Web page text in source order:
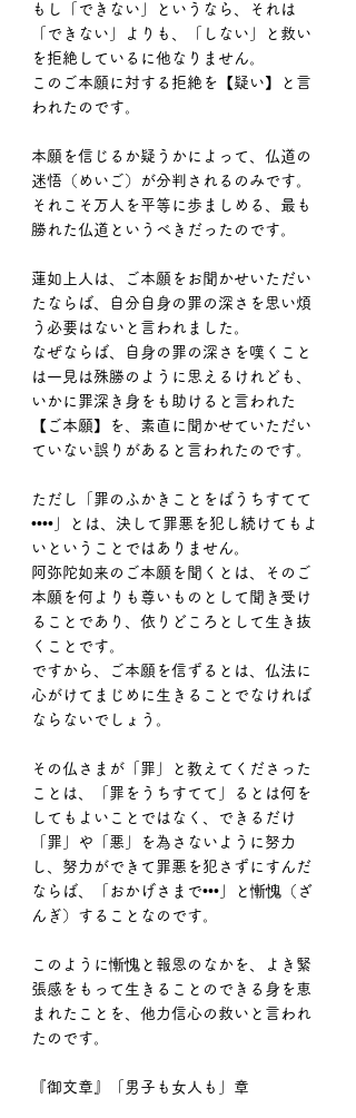
もし「できない」というなら、それは
「できない」よりも、「しない」と救い
を拒絶しているに他なりません。
このご本願に対する拒絶を【疑い】と言
われたのです。
本願を信じるか疑うかによって、仏道の
迷悟（めいご）が分判されるのみです。
それこそ万人を平等に歩ましめる、最も
勝れた仏道というべきだったのです。
蓮如上人は、ご本願をお聞かせいただい
たならば、自分自身の罪の深さを思い煩
う必要はないと言われました。
なぜならば、自身の罪の深さを嘆くこと
は一見は殊勝のように思えるけれども、
いかに罪深き身をも助けると言われた
【ご本願】を、素直に聞かせていただい
ていない誤りがあると言われたのです。
ただし「罪のふかきことをばうちすてて
••••」とは、決して罪悪を犯し続けてもよ
いということではありません。
阿弥陀如来のご本願を聞くとは、そのご
本願を何よりも尊いものとして聞き受け
ることであり、依りどころとして生き抜
くことです。
ですから、ご本願を信ずるとは、仏法に
心がけてまじめに生きることでなければ
ならないでしょう。
その仏さまが「罪」と教えてくださった
ことは、「罪をうちすてて」るとは何を
してもよいことではなく、できるだけ
「罪」や「悪」を為さないように努力
し、努力ができて罪悪を犯さずにすんだ
ならば、「おかげさまで•••」と慚愧（ざ
んぎ）することなのです。
このように慚愧と報恩のなかを、よき緊
張感をもって生きることのできる身を恵
まれたことを、他力信心の救いと言われ
たのです。
『御文章』「男子も女人も」章